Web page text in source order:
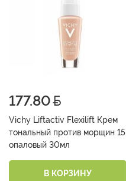
177.80
Vichy Liftactiv Flexilift Крем
тональный против морщин 15
опаловый 30мл
В КОРЗИНУ